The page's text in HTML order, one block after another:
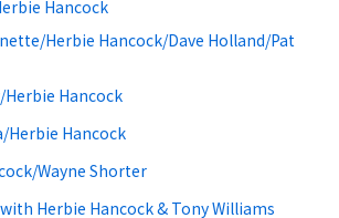
Hancock
Herbie Hancock/Dave Holland/Pat
Hancock
Herbie Hancock
Wayne Shorter
Herbie Hancock & Tony Williams